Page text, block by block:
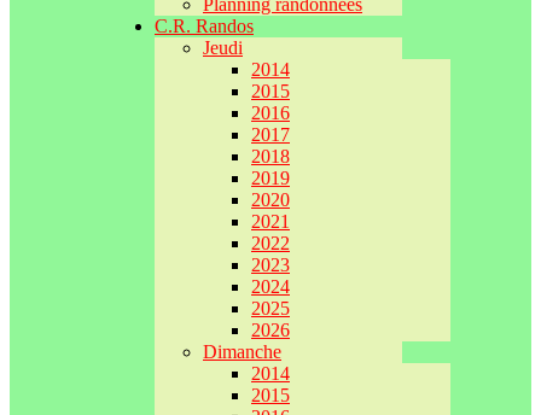
Planning randonnées
C.R. Randos
Jeudi
2014
2015
2016
2017
2018
2019
2020
2021
2022
2023
2024
2025
2026
Dimanche
2014
2015